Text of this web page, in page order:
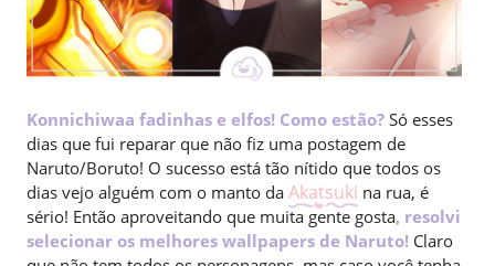
Konnichiwaa fadinhas e elfos! Como estão? Só esses
dias que fui reparar que não fiz uma postagem de
Naruto/Boruto! O sucesso está tão nítido que todos os
dias vejo alguém com o manto da Akatsuki na rua, é
sério! Então aproveitando que muita gente gosta, resolvi
selecionar os melhores wallpapers de Naruto!Claro